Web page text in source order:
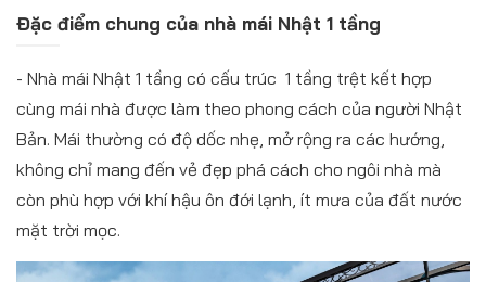
Đặc điểm chung của nhà mái Nhật 1 tầng
- Nhà mái Nhật 1 tầng có cấu trúc 1 tầng trệt kết hợp
cùng mái nhà được làm theo phong cách của người Nhật
Bản. Mái thường có độ dốc nhẹ, mở rộng ra các hướng,
không chỉ mang đến vẻ đẹp phá cách cho ngôi nhà mà
còn phù hợp với khí hậu ôn đới lạnh, ít mưa của đất nước
mặt trời mọc.